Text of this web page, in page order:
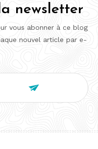
newsletter
vous abonner à ce blog
nouvel article par e-
